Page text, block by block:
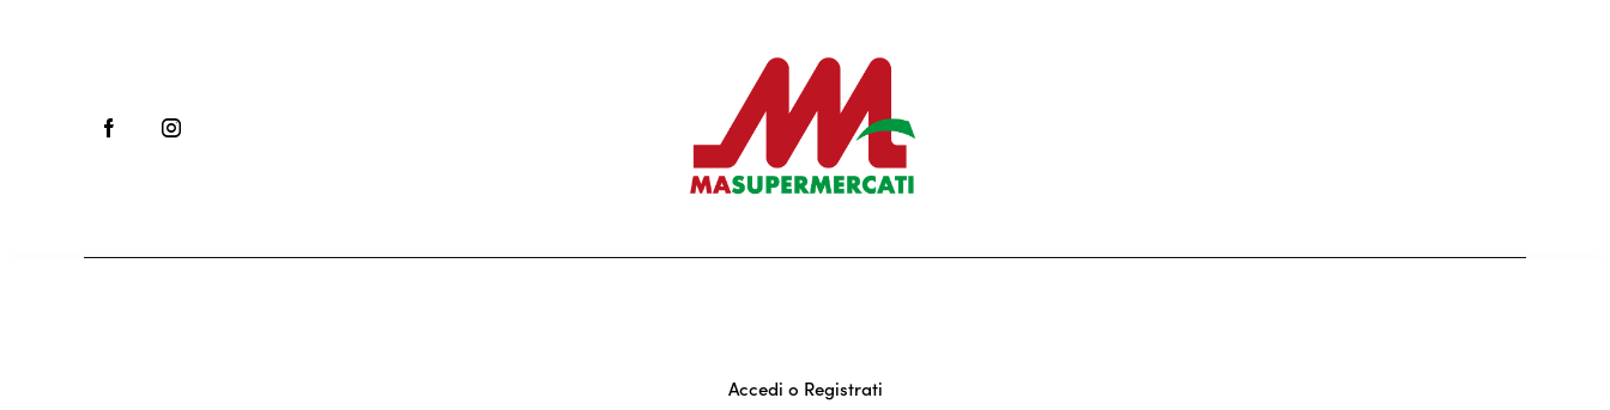
Accedi o Registrati